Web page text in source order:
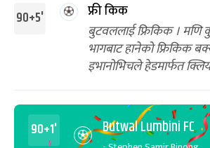
90+5'
फ्री किक
बुटवललाई फ्रिकिक । मणि
भागबाट हानेको फ्रिकिक
इभानोभिचले हेडमार्फत
90+1' Butwal Lumbini FC